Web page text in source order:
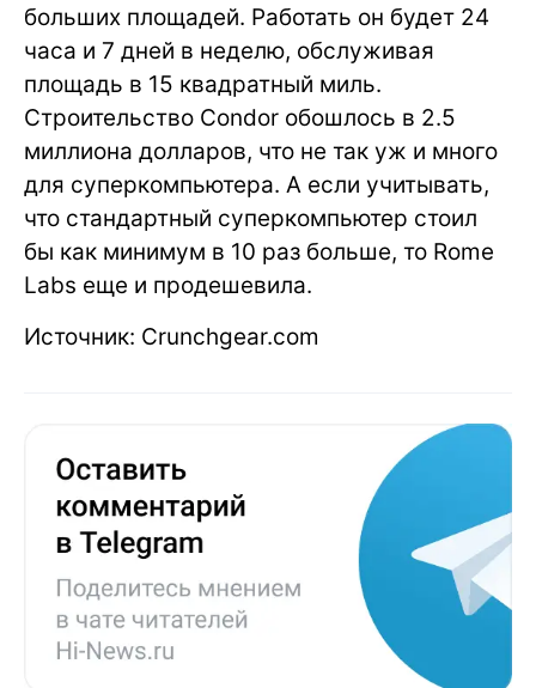
больших площадей. Работать он будет 24
часа и 7 дней в неделю, обслуживая
площадь в 15 квадратный миль.
Строительство Condor обошлось в 2.5
миллиона долларов, что не так уж и много
для суперкомпьютера. А если учитывать,
что стандартный суперкомпьютер стоил
бы как минимум в 10 раз больше, то Rome
Labs еще и продешевила.
Источник: Crunchgear.com